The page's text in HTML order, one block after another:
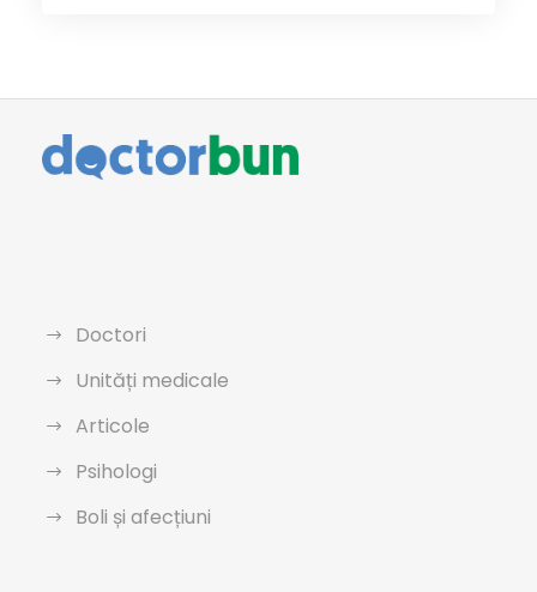
Doctori
Unități medicale
Articole
Psihologi
Boli și afecțiuni